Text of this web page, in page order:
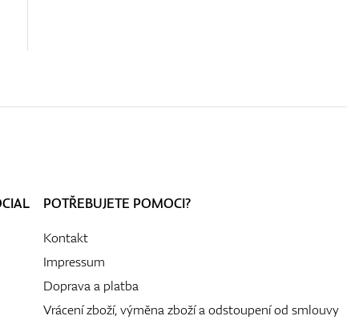
POTŘEBUJETE POMOCI?
Kontakt
Impressum
Doprava a platba
Vrácení zboží, výměna zboží a odstoupení od smlouvy